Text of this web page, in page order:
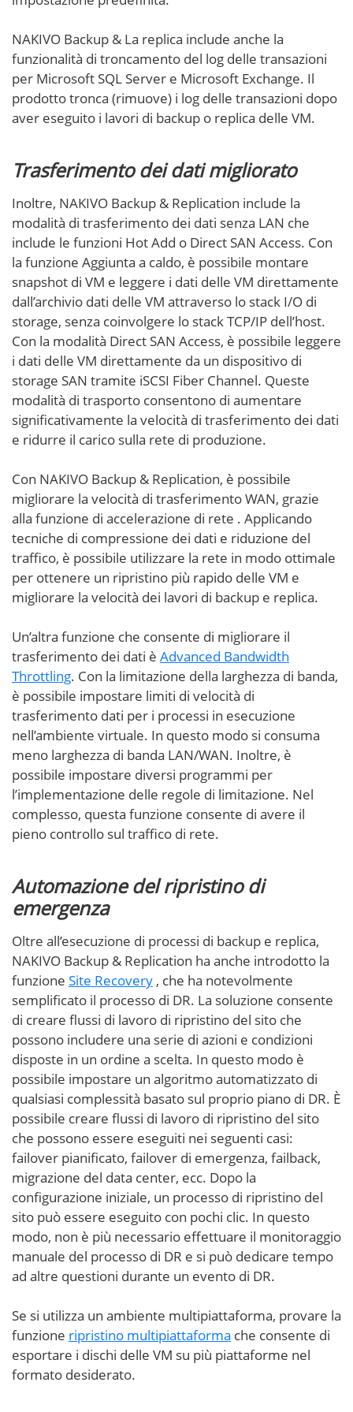
NAKIVO Backup & La replica include anche la
funzionalità di troncamento del log delle transazioni
per Microsoft SQL Server e Microsoft Exchange. Il
prodotto tronca (rimuove) i log delle transazioni dopo
aver eseguito i lavori di backup o replica delle VM.
Trasferimento dei dati migliorato
Inoltre, NAKIVO Backup & Replication include la
modalità di trasferimento dei dati senza LAN che
include le funzioni Hot Add o Direct SAN Access. Con
la funzione Aggiunta a caldo, è possibile montare
snapshot di VM e leggere i dati delle VM direttamente
dall’archivio dati delle VM attraverso lo stack I/O di
storage, senza coinvolgere lo stack TCP/IP dell’host.
Con la modalità Direct SAN Access, è possibile leggere
i dati delle VM direttamente da un dispositivo di
storage SAN tramite iSCSI Fiber Channel. Queste
modalità di trasporto consentono di aumentare
significativamente la velocità di trasferimento dei dati
e ridurre il carico sulla rete di produzione.
Con NAKIVO Backup & Replication, è possibile
migliorare la velocità di trasferimento WAN, grazie
alla funzione di accelerazione di rete . Applicando
tecniche di compressione dei dati e riduzione del
traffico, è possibile utilizzare la rete in modo ottimale
per ottenere un ripristino più rapido delle VM e
migliorare la velocità dei lavori di backup e replica.
Un’altra funzione che consente di migliorare il
trasferimento dei dati è Advanced Bandwidth
Throttling. Con la limitazione della larghezza di banda,
è possibile impostare limiti di velocità di
trasferimento dati per i processi in esecuzione
nell’ambiente virtuale. In questo modo si consuma
meno larghezza di banda LAN/WAN. Inoltre, è
possibile impostare diversi programmi per
l’implementazione delle regole di limitazione. Nel
complesso, questa funzione consente di avere il
pieno controllo sul traffico di rete.
Automazione del ripristino di
emergenza
Oltre all’esecuzione di processi di backup e replica,
NAKIVO Backup & Replication ha anche introdotto la
funzione Site Recovery , che ha notevolmente
semplificato il processo di DR. La soluzione consente
di creare flussi di lavoro di ripristino del sito che
possono includere una serie di azioni e condizioni
disposte in un ordine a scelta. In questo modo è
possibile impostare un algoritmo automatizzato di
qualsiasi complessità basato sul proprio piano di DR. È
possibile creare flussi di lavoro di ripristino del sito
che possono essere eseguiti nei seguenti casi:
failover pianificato, failover di emergenza, failback,
migrazione del data center, ecc. Dopo la
configurazione iniziale, un processo di ripristino del
sito può essere eseguito con pochi clic. In questo
modo, non è più necessario effettuare il monitoraggio
manuale del processo di DR e si può dedicare tempo
ad altre questioni durante un evento di DR.
Se si utilizza un ambiente multipiattaforma, provare la
funzione ripristino multipiattaforma che consente di
esportare i dischi delle VM su più piattaforme nel
formato desiderato.